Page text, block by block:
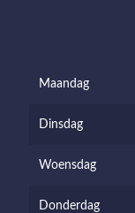
Maandag
Dinsdag
Woensdag
Donderdag